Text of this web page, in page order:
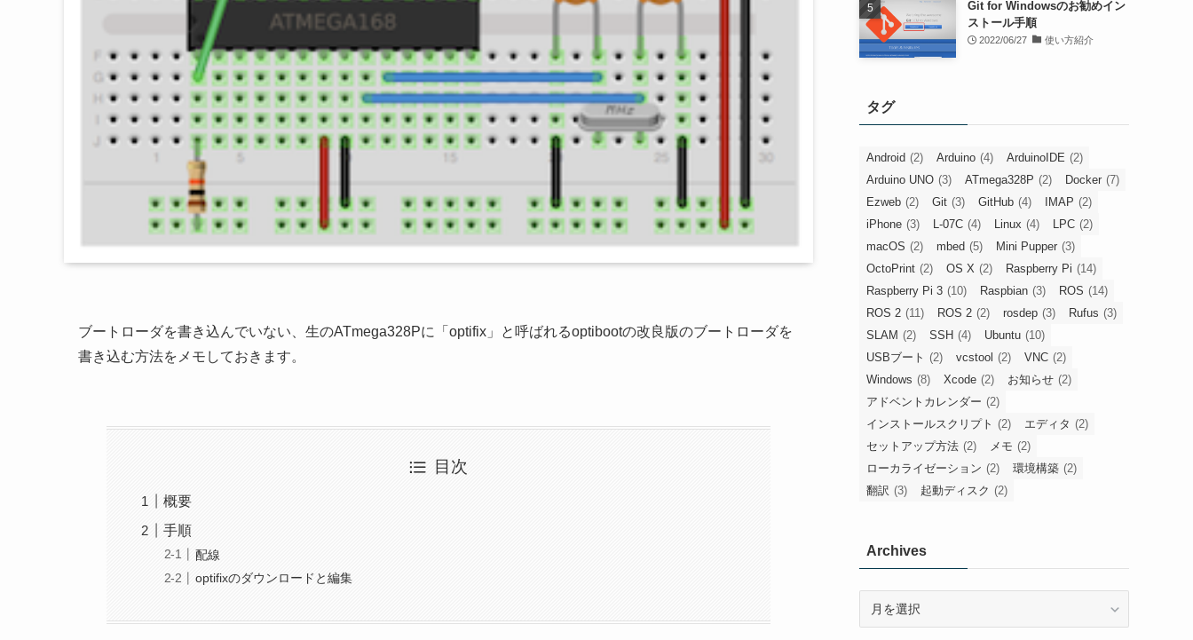
ブートローダを書き込んでいない、生のATmega328Pに「optifix」と呼ばれるoptibootの改良版のブートローダを
書き込む方法をメモしておきます。
目次
概要
手順
配線
optifixのダウンロードと編集
Git for Windowsのお勧めイン
ストール手順
2022/06/27 使い方紹介
タグ
Android (2) Arduino (4) ArduinoIDE (2)
Arduino UNO (3) ATmega328P (2) Docker (7)
Ezweb (2) Git (3) GitHub (4) IMAP (2)
iPhone (3) L-07C (4) Linux (4) LPC (2)
macOS (2) mbed (5) Mini Pupper (3)
OctoPrint (2) OS X (2) Raspberry Pi (14)
Raspberry Pi 3 (10) Raspbian (3) ROS (14)
ROS 2 (11) ROS 2 (2) rosdep (3) Rufus (3)
SLAM (2) SSH (4) Ubuntu (10)
USBブート (2) vcstool (2) VNC (2)
Windows (8) Xcode (2) お知らせ (2)
アドベントカレンダー (2)
インストールスクリプト (2) エディタ (2)
セットアップ方法 (2) メモ (2)
ローカライゼーション (2) 環境構築 (2)
翻訳 (3) 起動ディスク (2)
Archives